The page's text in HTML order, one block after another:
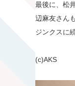
最後に、松
辺麻友さん
ジンクスに
(c)AKS